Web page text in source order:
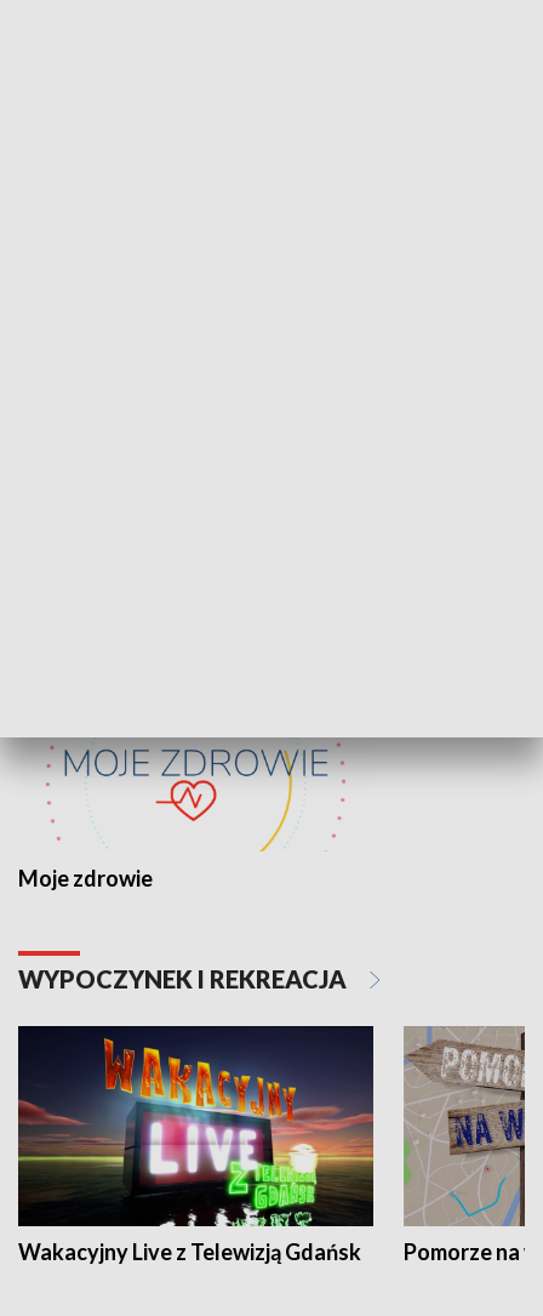
Moje zdrowie
WYPOCZYNEK I REKREACJA
Wakacyjny Live z Telewizją Gdańsk Pomorze na